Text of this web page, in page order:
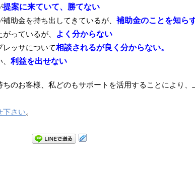
提案に来ていて、勝てない
助金を持ち出してきているが、 補助金のことを知ら
っているが、
よく分からない
レッサについて相談されるが良く分からない。
利益を出せない
ちのお客様、私どのもサポートを活用することにより
下さい。